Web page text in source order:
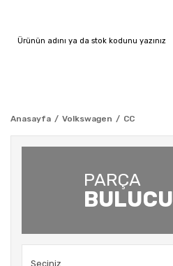
Anasayfa Volkswagen CC
PARÇA
BULUCU